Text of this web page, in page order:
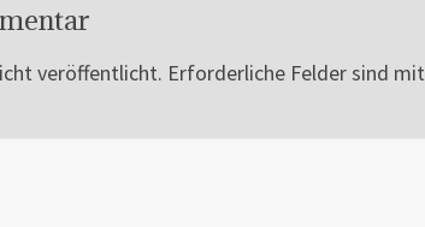
veröffentlicht. Erforderliche Felder sind mit